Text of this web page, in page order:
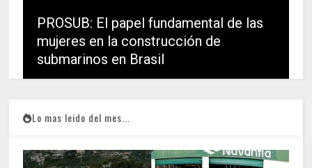
PROSUB: El papel fundamental de las
mujeres en la construcción de
submarinos en Brasil
Lo mas leido del mes...